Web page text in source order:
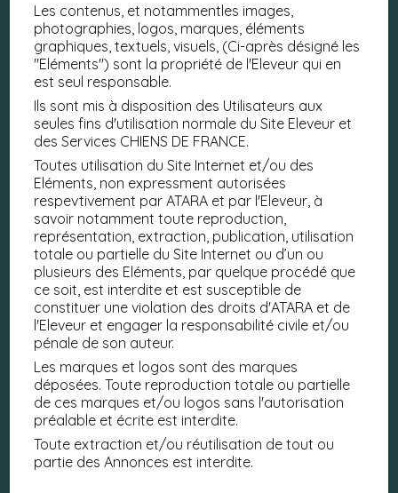
Les contenus, et notammentles images,
photographies, logos, marques, éléments
graphiques, textuels, visuels, (Ci-après désigné les
"Eléments") sont la propriété de l'Eleveur qui en
est seul responsable.
Ils sont mis à disposition des Utilisateurs aux
seules fins d'utilisation normale du Site Eleveur et
des Services CHIENS DE FRANCE.
Toutes utilisation du Site Internet et/ou des
Eléments, non expressment autorisées
respevtivement par ATARA et par l'Eleveur, à
savoir notamment toute reproduction,
représentation, extraction, publication, utilisation
totale ou partielle du Site Internet ou d’un ou
plusieurs des Eléments, par quelque procédé que
ce soit, est interdite et est susceptible de
constituer une violation des droits d'ATARA et de
l'Eleveur et engager la responsabilité civile et/ou
pénale de son auteur.
Les marques et logos sont des marques
déposées. Toute reproduction totale ou partielle
de ces marques et/ou logos sans l'autorisation
préalable et écrite est interdite.
Toute extraction et/ou réutilisation de tout ou
partie des Annonces est interdite.